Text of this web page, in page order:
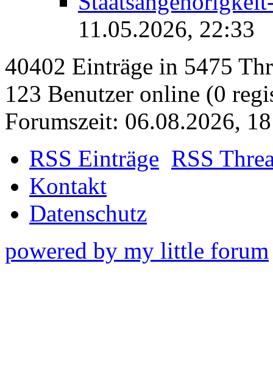
11.05.2026, 22:33
40402 Einträge in 5475
123 Benutzer online (0
Forumszeit: 06.08.2026,
RSS Einträge RSS
Kontakt
Datenschutz
powered by my little forum